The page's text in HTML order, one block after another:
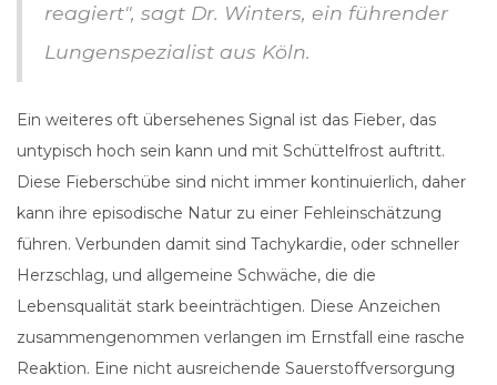
reagiert", sagt Dr. Winters, ein führender
Lungenspezialist aus Köln.
Ein weiteres oft übersehenes Signal ist das Fieber, das
untypisch hoch sein kann und mit Schüttelfrost auftritt.
Diese Fieberschübe sind nicht immer kontinuierlich, daher
kann ihre episodische Natur zu einer Fehleinschätzung
führen. Verbunden damit sind Tachykardie, oder schneller
Herzschlag, und allgemeine Schwäche, die die
Lebensqualität stark beeinträchtigen. Diese Anzeichen
zusammengenommen verlangen im Ernstfall eine rasche
Reaktion. Eine nicht ausreichende Sauerstoffversorgung